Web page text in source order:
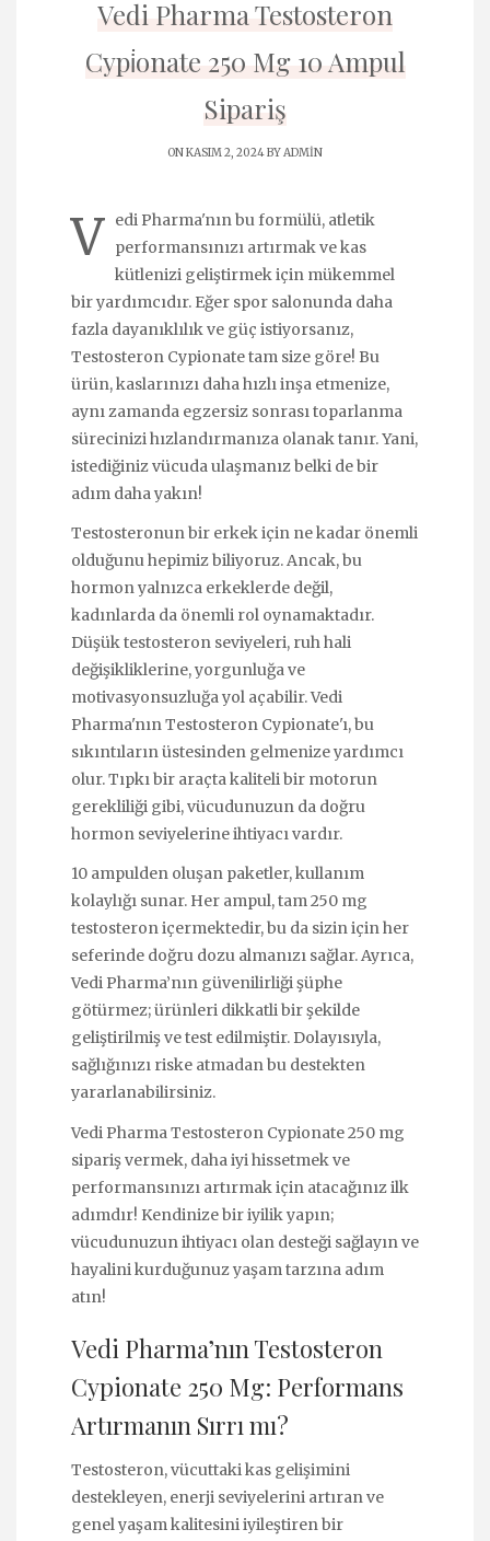
Vedi Pharma Testosteron
Cypi̇onate 250 Mg 10 Ampul
Sipariş
ON KASIM 2, 2024 BYADMIN
V
edi Pharma'nın bu formülü, atletik
performansınızı artırmak ve kas
kütlenizi geliştirmek için mükemmel
bir yardımcıdır. Eğer spor salonunda daha
fazla dayanıklılık ve güç istiyorsanız,
Testosteron Cypionate tam size göre! Bu
ürün, kaslarınızı daha hızlı inşa etmenize,
aynı zamanda egzersiz sonrası toparlanma
sürecinizi hızlandırmanıza olanak tanır. Yani,
istediğiniz vücuda ulaşmanız belki de bir
adım daha yakın!
Testosteronun bir erkek için ne kadar önemli
olduğunu hepimiz biliyoruz. Ancak, bu
hormon yalnızca erkeklerde değil,
kadınlarda da önemli rol oynamaktadır.
Düşük testosteron seviyeleri, ruh hali
değişikliklerine, yorgunluğa ve
motivasyonsuzluğa yol açabilir. Vedi
Pharma'nın Testosteron Cypionate'ı, bu
sıkıntıların üstesinden gelmenize yardımcı
olur. Tıpkı bir araçta kaliteli bir motorun
gerekliliği gibi, vücudunuzun da doğru
hormon seviyelerine ihtiyacı vardır.
10 ampulden oluşan paketler, kullanım
kolaylığı sunar. Her ampul, tam 250 mg
testosteron içermektedir, bu da sizin için her
seferinde doğru dozu almanızı sağlar. Ayrıca,
Vedi Pharma’nın güvenilirliği şüphe
götürmez; ürünleri dikkatli bir şekilde
geliştirilmiş ve test edilmiştir. Dolayısıyla,
sağlığınızı riske atmadan bu destekten
yararlanabilirsiniz.
Vedi Pharma Testosteron Cypionate 250 mg
sipariş vermek, daha iyi hissetmek ve
performansınızı artırmak için atacağınız ilk
adımdır! Kendinize bir iyilik yapın;
vücudunuzun ihtiyacı olan desteği sağlayın ve
hayalini kurduğunuz yaşam tarzına adım
atın!
Vedi Pharma’nın Testosteron
Cypionate 250 Mg: Performans
Artırmanın Sırrı mı?
Testosteron, vücuttaki kas gelişimini
destekleyen, enerji seviyelerini artıran ve
genel yaşam kalitesini iyileştiren bir